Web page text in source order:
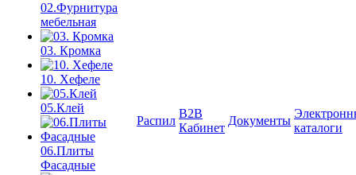
02.Фурнитура
мебельная
03. Кромка
10. Хефеле
05.Клей
06.Плиты
Фасадные
Распил
B2B
Кабинет
Документы
каталоги